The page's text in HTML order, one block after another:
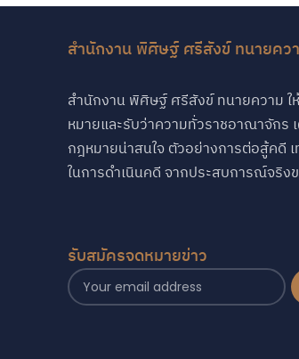
สำนักงาน พิศิษฐ์ ศรีสังข์ ทนายคว
สำนักงาน พิศิษฐ์ ศรีสังข์ ทนายความ ใ
หมายและรับว่าความทั่วราชอาณาจักร
กฎหมายน่าสนใจ ตัวอย่างการต่อสู้คดี
ในการดำเนินคดี จากประสบการณ์จริง
รับสมัครจดหมายข่าว